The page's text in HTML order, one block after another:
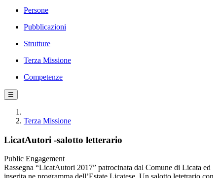
Persone
Pubblicazioni
Strutture
Terza Missione
Competenze
☰
Terza Missione
LicatAutori -salotto letterario
Public Engagement
Rassegna “LicatAutori 2017” patrocinata dal Comune di Licata ed